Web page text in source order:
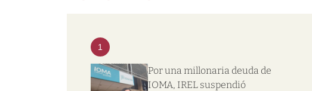
1
Por una millonaria deuda de
IOMA, IREL suspendió